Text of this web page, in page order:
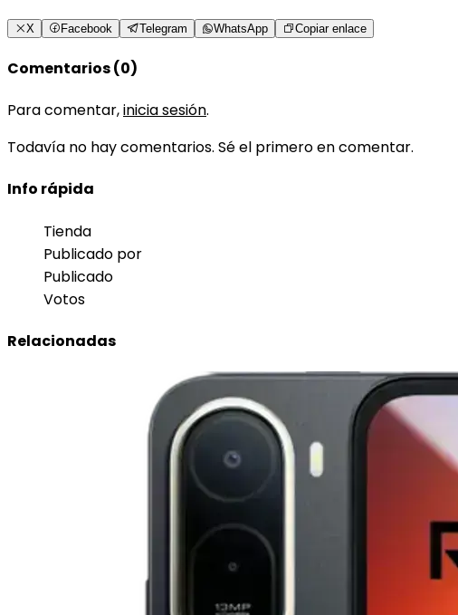
X Facebook Telegram WhatsApp Copiar enlace
Comentarios (0)
Para comentar,inicia sesión.
Todavía no hay comentarios. Sé el primero en comentar.
Info rápida
Tienda
Publicado por
Publicado
Votos
Relacionadas